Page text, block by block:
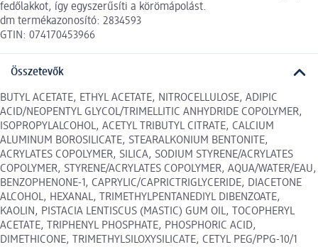
fedőlakkot, így egyszerűsíti a körömápolást.
dm termékazonosító: 2834593
GTIN: 074170453966
Összetevők
BUTYL ACETATE, ETHYL ACETATE, NITROCELLULOSE, ADIPIC
ACID/NEOPENTYL GLYCOL/TRIMELLITIC ANHYDRIDE COPOLYMER,
ISOPROPYLALCOHOL, ACETYL TRIBUTYL CITRATE, CALCIUM
ALUMINUM BOROSILICATE, STEARALKONIUM BENTONITE,
ACRYLATES COPOLYMER, SILICA, SODIUM STYRENE/ACRYLATES
COPOLYMER, STYRENE/ACRYLATES COPOLYMER, AQUA/WATER/EAU,
BENZOPHENONE-1, CAPRYLIC/CAPRICTRIGLYCERIDE, DIACETONE
ALCOHOL, HEXANAL, TRIMETHYLPENTANEDIYL DIBENZOATE,
KAOLIN, PISTACIA LENTISCUS (MASTIC) GUM OIL, TOCOPHERYL
ACETATE, TRIPHENYL PHOSPHATE, PHOSPHORIC ACID,
DIMETHICONE, TRIMETHYLSILOXYSILICATE, CETYL PEG/PPG-10/1